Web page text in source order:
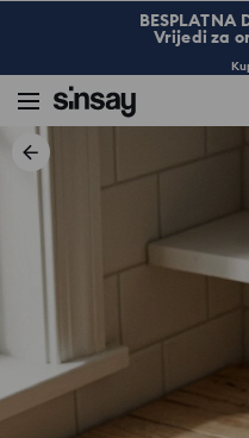
BESPLATNA
Vrijedi za